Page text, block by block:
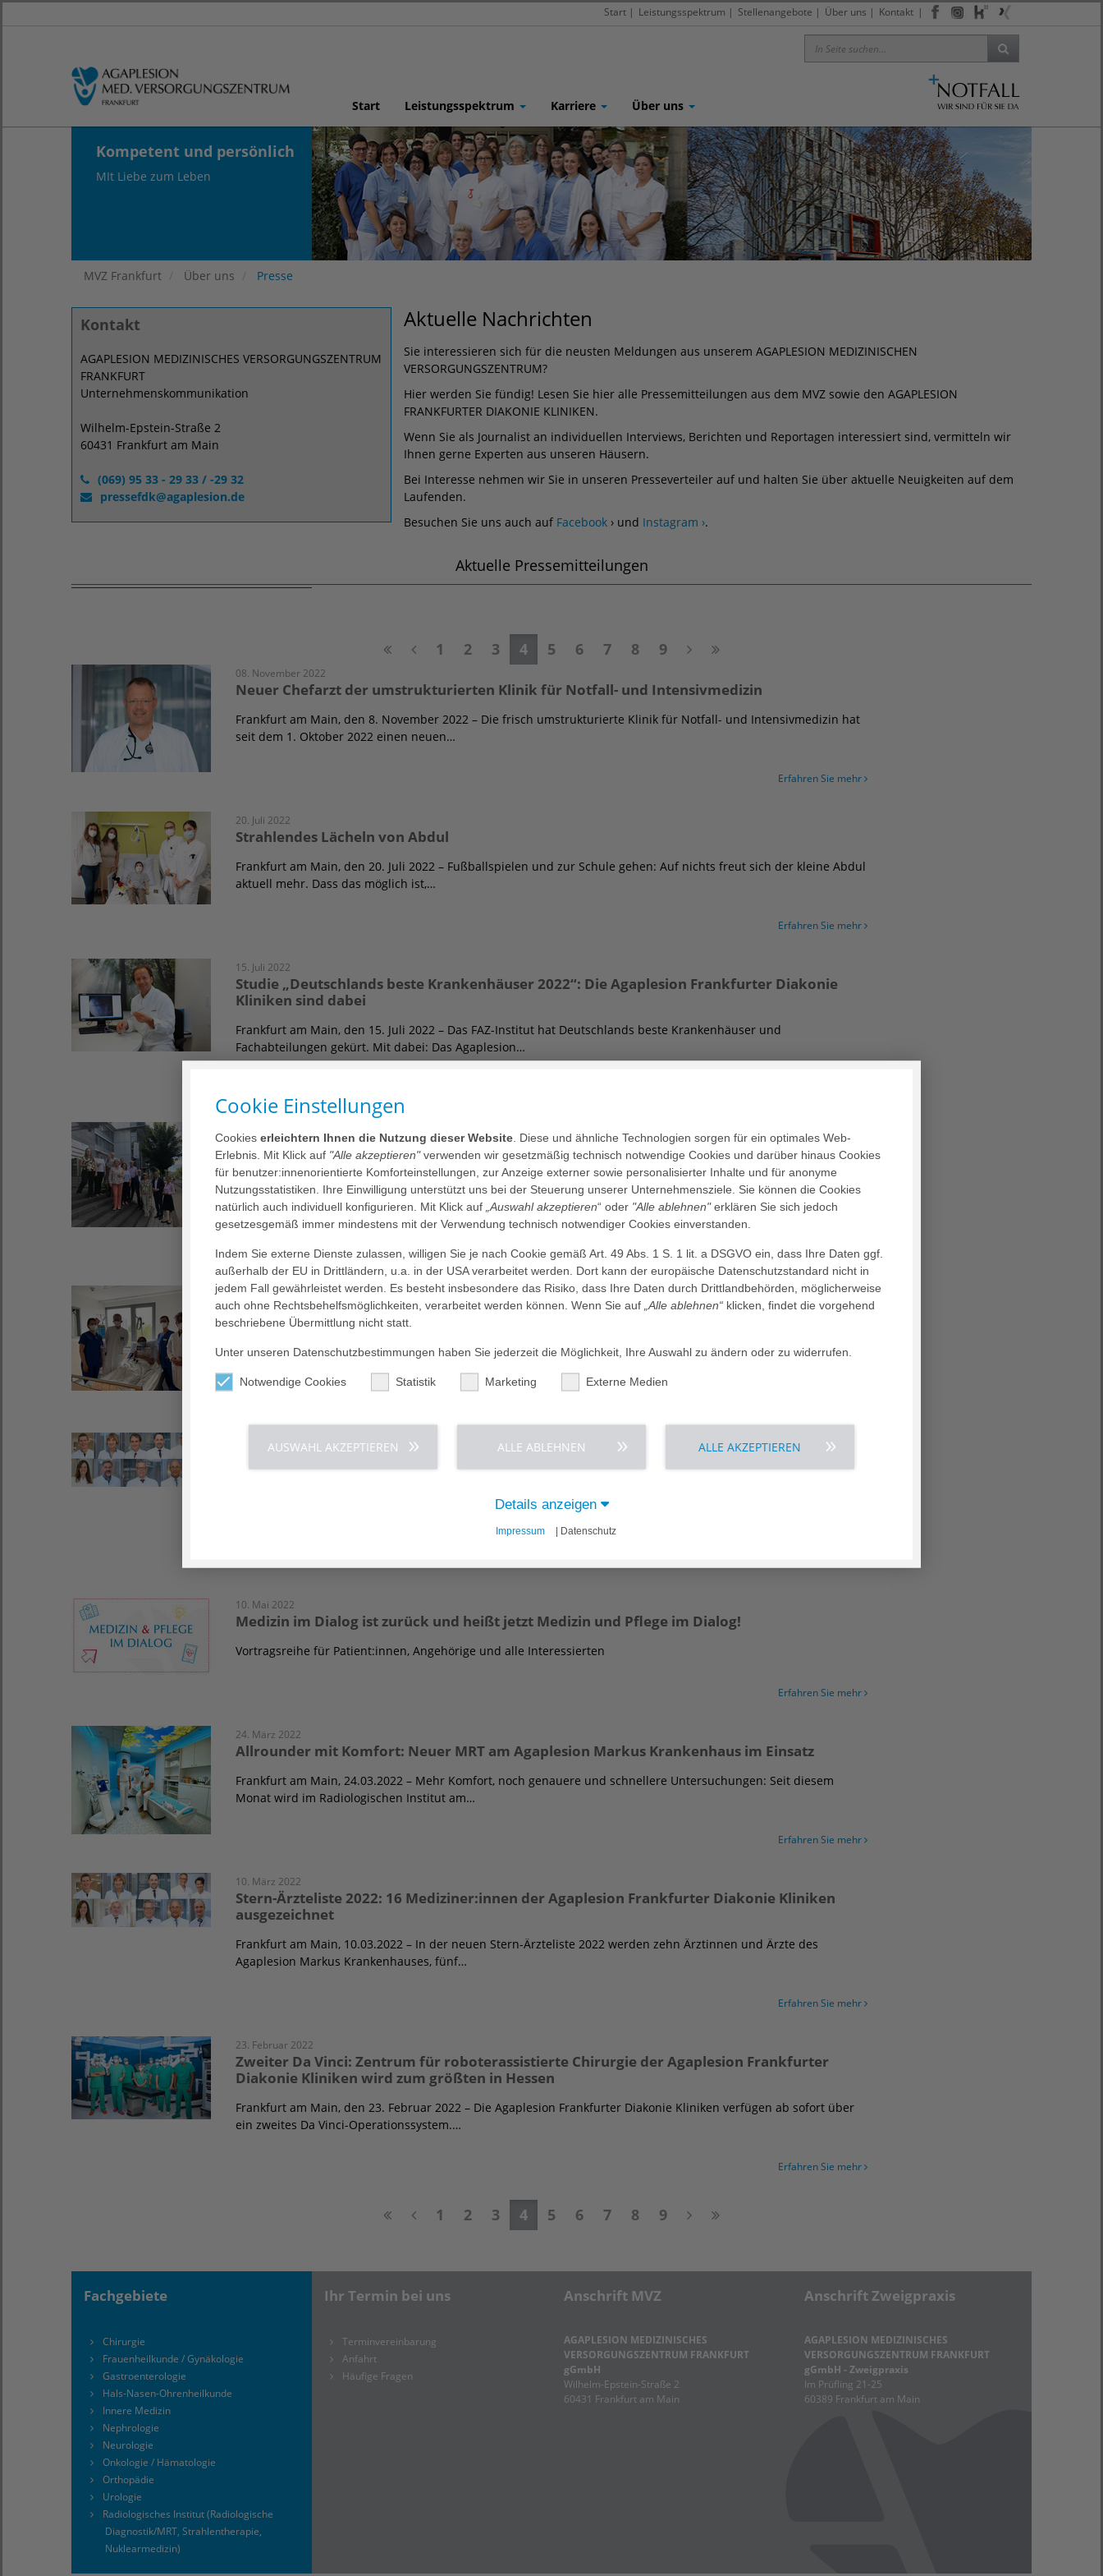
|
Start | Leistungsspektrum | Stellenangebote | Über uns | Kontakt
Start Leistungsspektrum Karriere Über uns
Kompetent und persönlich
MIt Liebe zum Leben
MVZ Frankfurt Über uns Presse
Kontakt
AGAPLESION MEDIZINISCHES VERSORGUNGSZENTRUM
FRANKFURT
Unternehmenskommunikation
Wilhelm-Epstein-Straße 2
60431 Frankfurt am Main
(069) 95 33 - 29 33 / -29 32
pressefdk@agaplesion.de
Aktuelle Nachrichten
Sie interessieren sich für die neusten Meldungen aus unserem AGAPLESION MEDIZINISCHEN
VERSORGUNGSZENTRUM?
Hier werden Sie fündig! Lesen Sie hier alle Pressemitteilungen aus dem MVZ sowie den AGAPLESION
FRANKFURTER DIAKONIE KLINIKEN.
Wenn Sie als Journalist an individuellen Interviews, Berichten und Reportagen interessiert sind, vermitteln wir
Ihnen gerne Experten aus unseren Häusern.
Bei Interesse nehmen wir Sie in unseren Presseverteiler auf und halten Sie über aktuelle Neuigkeiten auf dem
Laufenden.
Besuchen Sie uns auch auf Facebook › und Instagram ›.
Aktuelle Pressemitteilungen
1 2 3 4 5 6 7 8 9
08. November 2022
Neuer Chefarzt der umstrukturierten Klinik für Notfall- und Intensivmedizin
Frankfurt am Main, den 8. November 2022 – Die frisch umstrukturierte Klinik für Notfall- und Intensivmedizin hat
seit dem 1. Oktober 2022 einen neuen…
Erfahren Sie mehr
20. Juli 2022
Strahlendes Lächeln von Abdul
Frankfurt am Main, den 20. Juli 2022 – Fußballspielen und zur Schule gehen: Auf nichts freut sich der kleine Abdul
aktuell mehr. Dass das möglich ist,…
Erfahren Sie mehr
15. Juli 2022
Studie „Deutschlands beste Krankenhäuser 2022“: Die Agaplesion Frankfurter Diakonie
Kliniken sind dabei
Frankfurt am Main, den 15. Juli 2022 – Das FAZ-Institut hat Deutschlands beste Krankenhäuser und
Fachabteilungen gekürt. Mit dabei: Das Agaplesion…
Zusammenführung besiegelt: Das AGAPLESION BILDUNGSZENTRUM wird zur größten
Ausbildungsstätte für Pflegefachkräfte in Frankfurt
Frankfurt am Main, den 14. Juli 2022 – Das AGAPLESION BILDUNGSZENTRUM FÜR PFLEGEBERUFE RHEIN-MAIN und
das Bildungszentrum des Frankfurter Verbandes…
Erfahren Sie mehr
12. Juli 2022
Neue Studie in der Kardiologie und Nephrologie
Nierenerkrankung
21. Juni 2022
Ausgezeichnet: 18 Ärztinnen und Ärzte der Agaplesion Frankfurter Diakonie Kliniken von
Focus zu Top-Medizinern gekürt
Frankfurt am Main, den 21. Juni 2022 – Einmal im Jahr veröffentlicht das Nachrichtenmagazin Focus eine Ärzteliste
10. Mai 2022
Medizin im Dialog ist zurück und heißt jetzt Medizin und Pflege im Dialog!
Vortragsreihe für Patient:innen, Angehörige und alle Interessierten
Erfahren Sie mehr
24. März 2022
Allrounder mit Komfort: Neuer MRT am Agaplesion Markus Krankenhaus im Einsatz
Frankfurt am Main, 24.03.2022 – Mehr Komfort, noch genauere und schnellere Untersuchungen: Seit diesem
Monat wird im Radiologischen Institut am…
Erfahren Sie mehr
10. März 2022
Stern-Ärzteliste 2022: 16 Mediziner:innen der Agaplesion Frankfurter Diakonie Kliniken
ausgezeichnet
Frankfurt am Main, 10.03.2022 – In der neuen Stern-Ärzteliste 2022 werden zehn Ärztinnen und Ärzte des
Agaplesion Markus Krankenhauses, fünf…
Erfahren Sie mehr
23. Februar 2022
Zweiter Da Vinci: Zentrum für roboterassistierte Chirurgie der Agaplesion Frankfurter
Diakonie Kliniken wird zum größten in Hessen
Frankfurt am Main, den 23. Februar 2022 – Die Agaplesion Frankfurter Diakonie Kliniken verfügen ab sofort über
ein zweites Da Vinci-Operationssystem.…
Erfahren Sie mehr
1 2 3 4 5 6 7 8 9
Fachgebiete
Chirurgie
Frauenheilkunde / Gynäkologie
Gastroenterologie
Hals-Nasen-Ohrenheilkunde
Innere Medizin
Nephrologie
Neurologie
Onkologie / Hämatologie
Orthopädie
Urologie
Radiologisches Institut (Radiologische
Diagnostik/MRT, Strahlentherapie,
Nuklearmedizin)
Ihr Termin bei uns
Terminvereinbarung
Anfahrt
Häufige Fragen
Anschrift MVZ
AGAPLESION MEDIZINISCHES
VERSORGUNGSZENTRUM FRANKFURT
gGmbH
Wilhelm-Epstein-Straße 2
60431 Frankfurt am Main
Anschrift Zweigpraxis
AGAPLESION MEDIZINISCHES
VERSORGUNGSZENTRUM FRANKFURT
gGmbH - Zweigpraxis
Im Prüfling 21-25
60389 Frankfurt am Main
Cookie Einstellungen
Cookies erleichtern Ihnen die Nutzung dieser Website . Diese und ähnliche Technologien sorgen für ein optimales Web-
Erlebnis. Mit Klick auf "Alle akzeptieren"verwenden wir gesetzmäßig technisch notwendige Cookies und darüber hinaus Cookies
für benutzer:innenorientierte Komforteinstellungen, zur Anzeige externer sowie personalisierter Inhalte und für anonyme
Nutzungsstatistiken. Ihre Einwilligung unterstützt uns bei der Steuerung unserer Unternehmensziele. Sie können die Cookies
natürlich auch individuell konfigurieren. Mit Klick auf „Auswahl akzeptieren“ oder "Alle ablehnen"erklären Sie sich jedoch
gesetzesgemäß immer mindestens mit der Verwendung technisch notwendiger Cookies einverstanden.
Indem Sie externe Dienste zulassen, willigen Sie je nach Cookie gemäß Art. 49 Abs. 1 S. 1 lit. a DSGVO ein, dass Ihre Daten ggf.
außerhalb der EU in Drittländern, u.a. in der USA verarbeitet werden. Dort kann der europäische Datenschutzstandard nicht in
jedem Fall gewährleistet werden. Es besteht insbesondere das Risiko, dass Ihre Daten durch Drittlandbehörden, möglicherweise
auch ohne Rechtsbehelfsmöglichkeiten, verarbeitet werden können. Wenn Sie auf „Alle ablehnen“ klicken, findet die vorgehend
beschriebene Übermittlung nicht statt.
Unter unseren Datenschutzbestimmungen haben Sie jederzeit die Möglichkeit, Ihre Auswahl zu ändern oder zu widerrufen.
Notwendige Cookies Statistik Marketing Externe Medien
AUSWAHL AKZEPTIEREN ALLE ABLEHNEN ALLE AKZEPTIEREN
Details anzeigen
Impressum | Datenschutz